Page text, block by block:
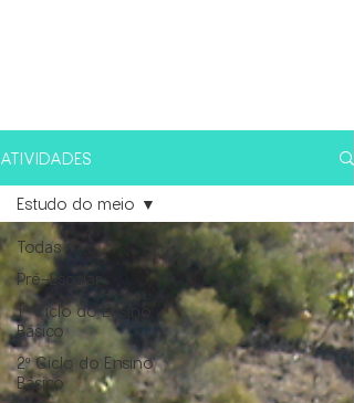
ATIVIDADES
Todas
Pré-Escolar
1º Ciclo do Ensino
Básico
2º Ciclo do Ensino
Básico
Estudo do meio